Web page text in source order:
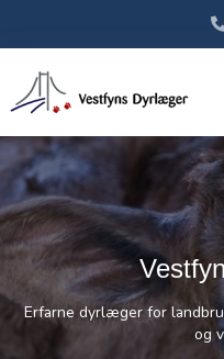
hovedindhold
Sunde dyr
Vi hjælper dig med